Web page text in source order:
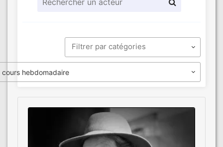
cours hebdomadaire